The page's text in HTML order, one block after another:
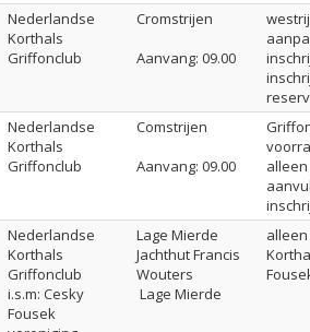
Nederlandse
Korthals
Griffonclub
Cromstrijen
Aanvang: 09.00
Nederlandse
Korthals
Griffonclub
Comstrijen
Aanvang: 09.00
Nederlandse
Korthals
Griffonclub
i.s.m: Cesky
Fousek
Lage Mierde
Jachthut Francis
Wouters
Lage Mierde